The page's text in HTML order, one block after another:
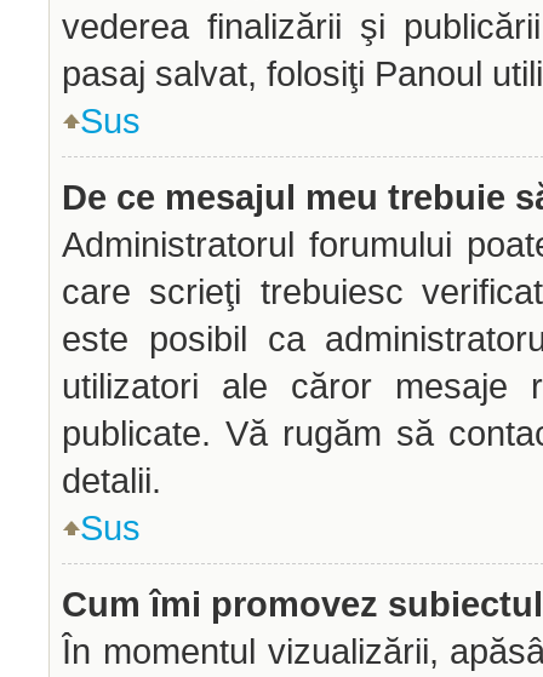
vederea finalizării şi
pasaj salvat, folosiţi Panoul
Sus
De ce mesajul meu trebuie
Administratorul forumului
care scrieţi trebuiesc
este posibil ca
utilizatori ale căror
publicate. Vă rugăm să
detalii.
Sus
Cum îmi promovez
În momentul vizualizării,